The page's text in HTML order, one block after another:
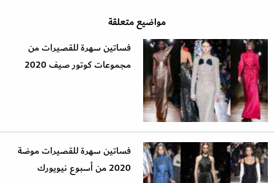
مواضيع متعلقة
فساتين سهرة للقصيرات من
مجموعات كوتور صيف 2020
فساتين سهرة للقصيرات موضة
2020 من أسبوع نيويورك